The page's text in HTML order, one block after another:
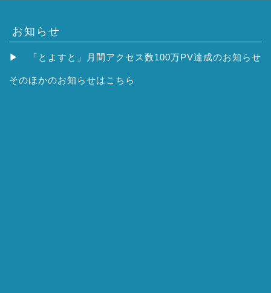
お知らせ
▶ 「とよすと」月間アクセス数100万PV達成のお知らせ
そのほかのお知らせはこちら